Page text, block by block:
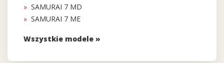
SAMURAI 7 MD
SAMURAI 7 ME
Wszystkie modele »